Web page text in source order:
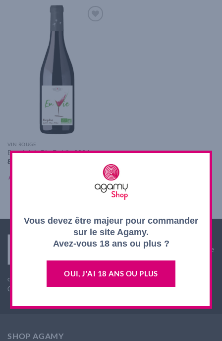
VIN ROUGE
Beaujolais Bio En Vie 2024
8,90
AJOUTER AU PANIER
Interdiction de vente de boissons alcooliques aux
mineurs de moins de 18 ans. La preuve de majorité de
l'acheteur est exigée au moment de la vente en ligne.
consommer avec modération
CODE DE LA SANTE PUBLIQUE, ART. L. 3342-1 et L. 3353-3
SHOP AGAMY
Vous devez être majeur pour commander
sur le site Agamy.
Avez-vous 18 ans ou plus ?
OUI, J'AI 18 ANS OU PLUS